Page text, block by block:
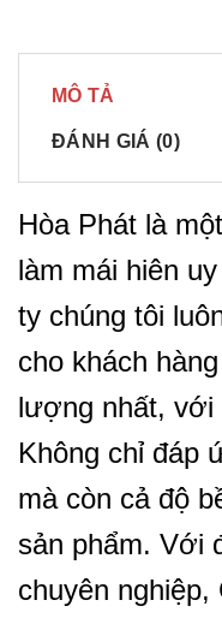
MÔ TẢ
ĐÁNH GIÁ (0)
Hòa Phát là
làm mái hiên
ty chúng tôi
cho khách
lượng nhất, với
Không chỉ đáp
mà còn cả độ
sản phẩm. Với
chuyên